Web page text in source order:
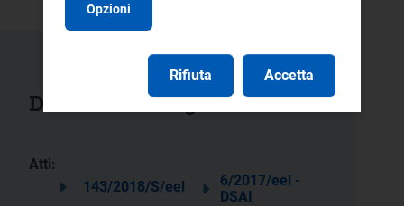
Documenti collegati
Atti:
143/2018/S/eel
6/2017/eel -
DSAI
Opzioni
Rifiuta Accetta